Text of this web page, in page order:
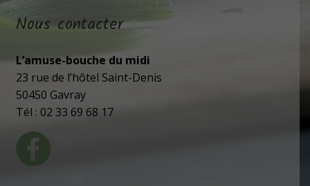
Nous contacter
L’amuse-bouche du midi
23 rue de l’hôtel Saint-Denis
50450 Gavray
Tél : 02 33 69 68 17